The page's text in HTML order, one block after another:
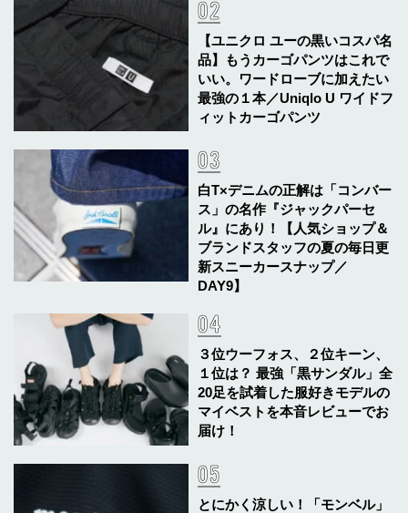
【ユニクロ ユーの黒いコスパ名
品】もうカーゴパンツはこれで
いい。ワードローブに加えたい
最強の１本／Uniqlo U ワイドフ
ィットカーゴパンツ
白T×デニムの正解は「コンバー
ス」の名作『ジャックパーセ
ル』にあり！【人気ショップ＆
ブランドスタッフの夏の毎日更
新スニーカースナップ／
DAY9】
３位ウーフォス、２位キーン、
１位は？ 最強「黒サンダル」全
20足を試着した服好きモデルの
マイベストを本音レビューでお
届け！
とにかく涼しい！「モンベル」